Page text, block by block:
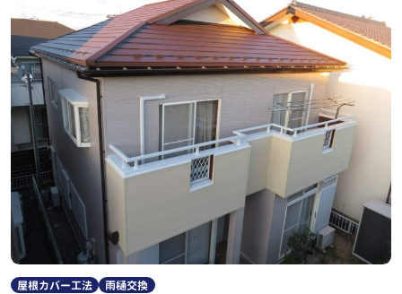
屋根カバー工法 雨樋交換